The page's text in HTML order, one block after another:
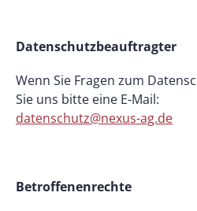
Datenschutzbeauftragter
Wenn Sie Fragen zum
Sie uns bitte eine E-Mail:
datenschutz@nexus-ag.de
Betroffenenrechte